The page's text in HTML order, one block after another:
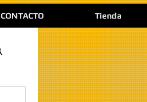
CONTACTO Tienda